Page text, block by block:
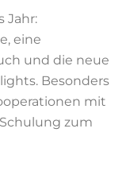
Jahr:
eine
und die neue
Besonders
mit
zum